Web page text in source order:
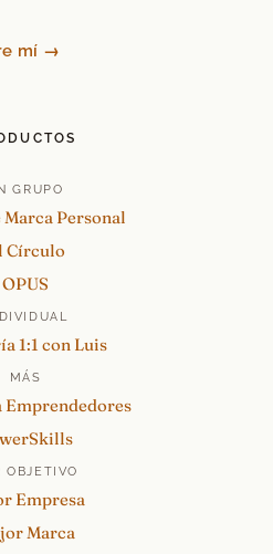
mí →
GRUPO
Marca Personal
Círculo
OPUS
1:1 con Luis
MÁS
Emprendedores
OBJETIVO
Empresa
Marca